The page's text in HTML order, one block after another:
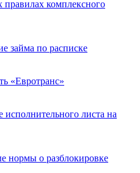
комплексного
займа по расписке
«Евротранс»
исполнительного листа на
нормы о разблокировке